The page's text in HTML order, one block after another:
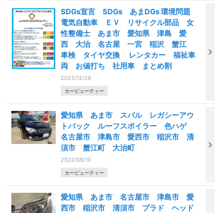
SDGs宣言 SDGs あまDGs 環境問題
電気自動車 ＥＶ リサイクル部品 女
性整備士 あま市 愛知県 津島 愛
西 大治 名古屋 一宮 稲沢 蟹江
車検 タイヤ交換 レンタカー 福祉車
両 お値打ち 社用車 まとめ割
2023/12/26
カービューティー
愛知県 あま市 スバル レガシーアウ
トバック ルーフスポイラー 色ハゲ
名古屋市 津島市 愛西市 稲沢市 清
須市 蟹江町 大治町
2022/06/10
カービューティー
愛知県 あま市 名古屋市 津島市 愛
西市 稲沢市 清須市 プラド ヘッド